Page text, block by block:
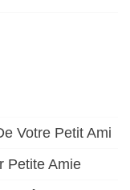
Votre Petit Ami
Petite Amie